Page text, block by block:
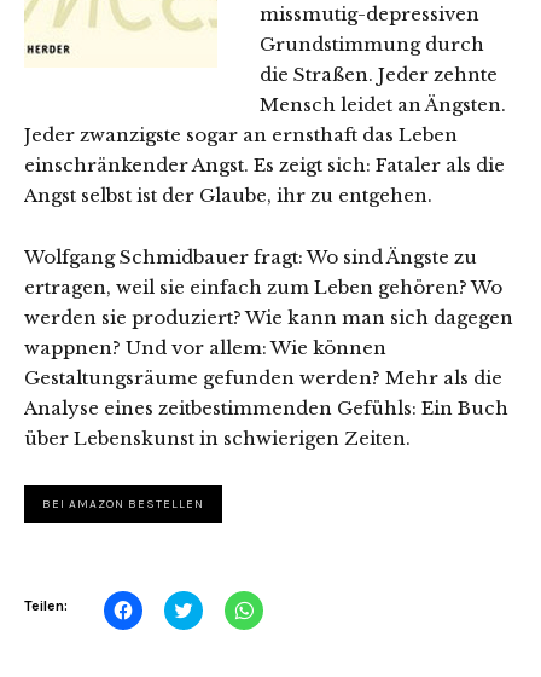
missmutig-depressiven
Grundstimmung durch
die Straßen. Jeder zehnte
Mensch leidet an Ängsten.
Jeder zwanzigste sogar an ernsthaft das Leben
einschränkender Angst. Es zeigt sich: Fataler als die
Angst selbst ist der Glaube, ihr zu entgehen.
Wolfgang Schmidbauer fragt: Wo sind Ängste zu
ertragen, weil sie einfach zum Leben gehören? Wo
werden sie produziert? Wie kann man sich dagegen
wappnen? Und vor allem: Wie können
Gestaltungsräume gefunden werden? Mehr als die
Analyse eines zeitbestimmenden Gefühls: Ein Buch
über Lebenskunst in schwierigen Zeiten.
BEI AMAZON BESTELLEN
Teilen: Klick,
um
Klick,
um
Klicken,
um